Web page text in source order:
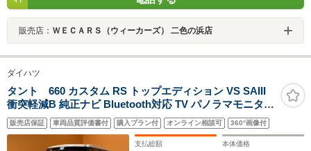
販売店： ＷＥＣＡＲＳ（ウィーカーズ） 二色の浜店
ダイハツ
タント 660 カスタム RS トップエディション VS SAIII
衝突軽減B 純正ナビ Bluetooth対応 TV パノラマモニター
両側自動ドア 運転席シートヒーター LEDヘッドライト フ
ォグライト 革巻きステアリング ETC スマートキー ハー
フレザーシート 純正アルミホイール
販売店保証 車両品質評価書付 購入プラン付 オンライン相談可 360°画像付
支払総額 本体価格